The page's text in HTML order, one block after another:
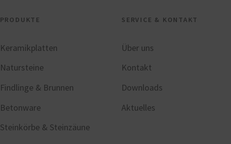
PRODUKTE
Keramikplatten
Natursteine
Findlinge & Brunnen
Betonware
Steinkörbe & Steinzäune
SERVICE & KONTAKT
Über uns
Kontakt
Downloads
Aktuelles